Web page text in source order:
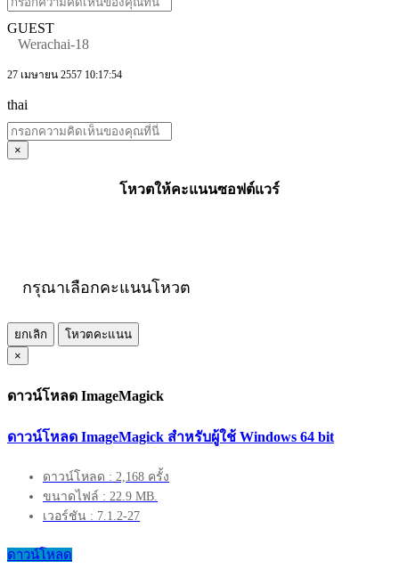
GUEST
Werachai-18
27 เมษายน 2557 10:17:54
thai
×
โหวตให้คะแนนซอฟต์แวร์
กรุณาเลือกคะแนนโหวต
ยกเลิก
โหวตคะแนน
×
ดาวน์โหลด ImageMagick
ดาวน์โหลด ImageMagick สำหรับผู้ใช้ Windows 64 bit
ดาวน์โหลด : 2,168 ครั้ง
ขนาดไฟล์ : 22.9 MB.
เวอร์ชัน : 7.1.2-27
ดาวน์โหลด